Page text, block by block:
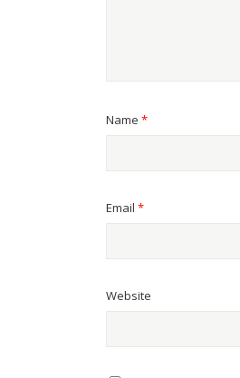
Name *
Email *
Website